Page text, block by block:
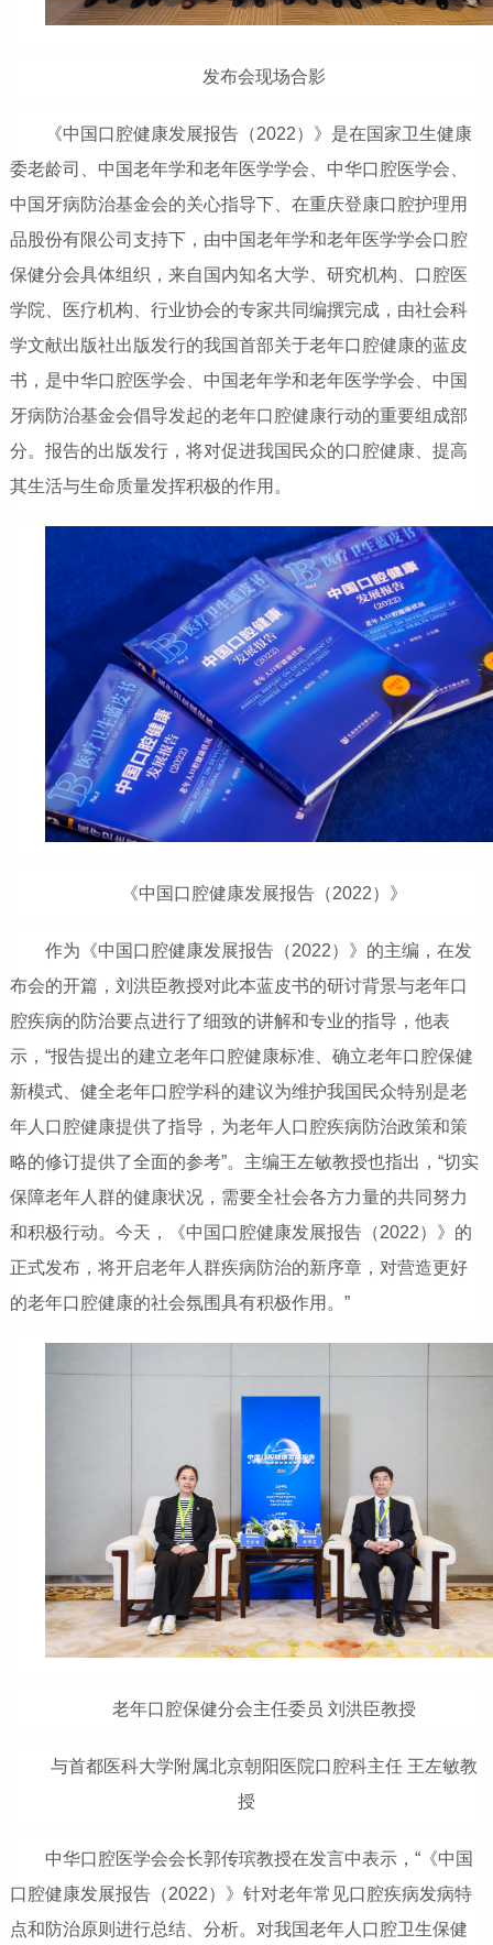
发布会现场合影
《中国口腔健康发展报告（2022）》是在国家卫生健康
委老龄司、中国老年学和老年医学学会、中华口腔医学会、
中国牙病防治基金会的关心指导下、在重庆登康口腔护理用
品股份有限公司支持下，由中国老年学和老年医学学会口腔
保健分会具体组织，来自国内知名大学、研究机构、口腔医
学院、医疗机构、行业协会的专家共同编撰完成，由社会科
学文献出版社出版发行的我国首部关于老年口腔健康的蓝皮
书，是中华口腔医学会、中国老年学和老年医学学会、中国
牙病防治基金会倡导发起的老年口腔健康行动的重要组成部
分。报告的出版发行，将对促进我国民众的口腔健康、提高
其生活与生命质量发挥积极的作用。
《中国口腔健康发展报告（2022）》
作为《中国口腔健康发展报告（2022）》的主编，在发
布会的开篇，刘洪臣教授对此本蓝皮书的研讨背景与老年口
腔疾病的防治要点进行了细致的讲解和专业的指导，他表
示，“报告提出的建立老年口腔健康标准、确立老年口腔保健
新模式、健全老年口腔学科的建议为维护我国民众特别是老
年人口腔健康提供了指导，为老年人口腔疾病防治政策和策
略的修订提供了全面的参考”。主编王左敏教授也指出，“切实
保障老年人群的健康状况，需要全社会各方力量的共同努力
和积极行动。今天，《中国口腔健康发展报告（2022）》的
正式发布，将开启老年人群疾病防治的新序章，对营造更好
的老年口腔健康的社会氛围具有积极作用。”
老年口腔保健分会主任委员 刘洪臣教授
与首都医科大学附属北京朝阳医院口腔科主任 王左敏教
授
中华口腔医学会会长郭传瑸教授在发言中表示，“《中国
口腔健康发展报告（2022）》针对老年常见口腔疾病发病特
点和防治原则进行总结、分析。对我国老年人口腔卫生保健